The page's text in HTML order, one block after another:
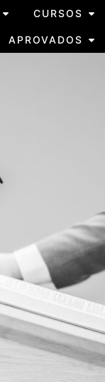
CURSOS
APROVADOS